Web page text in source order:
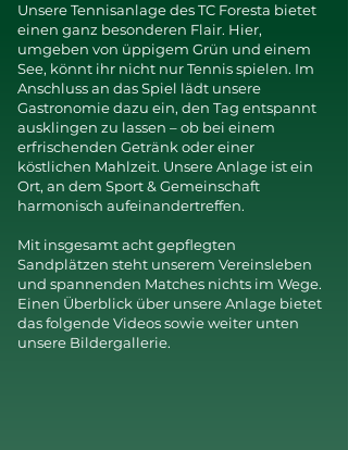
Unsere Tennisanlage des TC Foresta bietet
einen ganz besonderen Flair. Hier,
umgeben von üppigem Grün und einem
See, könnt ihr nicht nur Tennis spielen. Im
Anschluss an das Spiel lädt unsere
Gastronomie dazu ein, den Tag entspannt
ausklingen zu lassen – ob bei einem
erfrischenden Getränk oder einer
köstlichen Mahlzeit. Unsere Anlage ist ein
Ort, an dem Sport & Gemeinschaft
harmonisch aufeinandertreffen.
Mit insgesamt acht gepflegten
Sandplätzen steht unserem Vereinsleben
und spannenden Matches nichts im Wege.
Einen Überblick über unsere Anlage bietet
das folgende Videos sowie weiter unten
unsere Bildergallerie.